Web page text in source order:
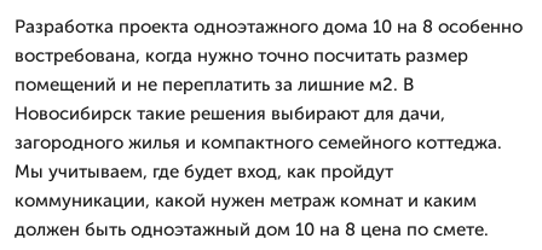
Разработка проекта одноэтажного дома 10 на 8 особенно
востребована, когда нужно точно посчитать размер
помещений и не переплатить за лишние м2. В
Новосибирск такие решения выбирают для дачи,
загородного жилья и компактного семейного коттеджа.
Мы учитываем, где будет вход, как пройдут
коммуникации, какой нужен метраж комнат и каким
должен быть одноэтажный дом 10 на 8 цена по смете.